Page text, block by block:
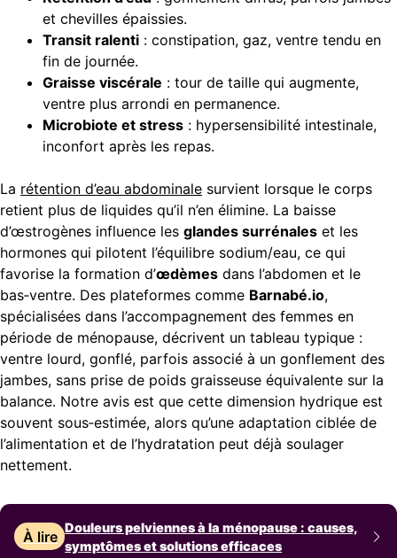
et chevilles épaissies.
Transit ralenti : constipation, gaz, ventre tendu en
fin de journée.
Graisse viscérale : tour de taille qui augmente,
ventre plus arrondi en permanence.
Microbiote et stress : hypersensibilité intestinale,
inconfort après les repas.
La rétention d’eau abdominale survient lorsque le corps
retient plus de liquides qu’il n’en élimine. La baisse
d’œstrogènes influence les glandes surrénales et les
hormones qui pilotent l’équilibre sodium/eau, ce qui
favorise la formation d’œdèmes dans l’abdomen et le
bas‑ventre. Des plateformes comme Barnabé.io,
spécialisées dans l’accompagnement des femmes en
période de ménopause, décrivent un tableau typique :
ventre lourd, gonflé, parfois associé à un gonflement des
jambes, sans prise de poids graisseuse équivalente sur la
balance. Notre avis est que cette dimension hydrique est
souvent sous‑estimée, alors qu’une adaptation ciblée de
l’alimentation et de l’hydratation peut déjà soulager
nettement.
À lire
Douleurs pelviennes à la ménopause : causes,
symptômes et solutions efficaces